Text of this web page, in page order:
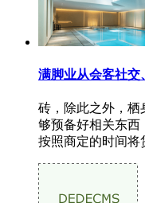
满脚业从会客社交
砖，除此之外，栖
够预备好相关东西
按照商定的时间将